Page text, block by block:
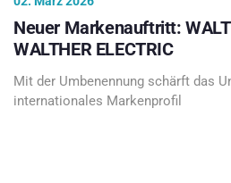
Neuer Markenauftritt:
WALTHER ELECTRIC
Mit der Umbenennung schärft das
internationales Markenprofil